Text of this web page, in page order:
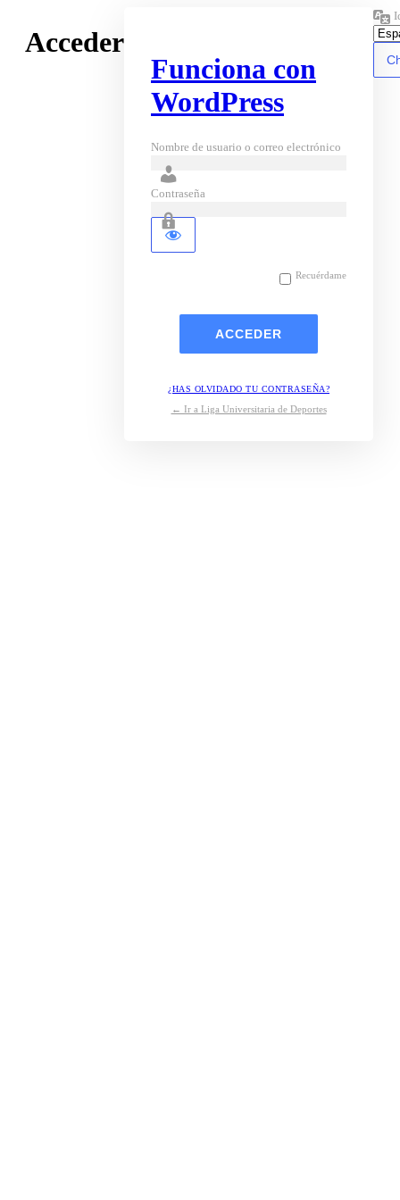
Acceder
Funciona con
WordPress
Nombre de usuario o correo electrónico
Contraseña
Recuérdame
¿HAS OLVIDADO TU CONTRASEÑA?
← Ir a Liga Universitaria de Deportes